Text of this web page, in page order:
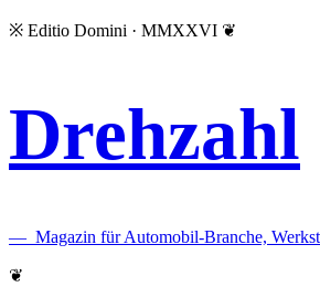
※ Editio Domini · MMXXVI ❦
Drehzahl
— Magazin für Automobil-Branche,
❦